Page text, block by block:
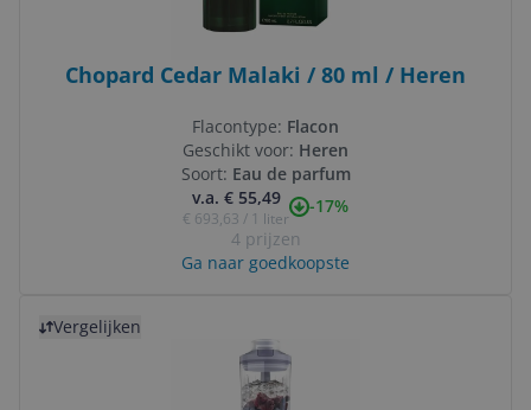
Chopard Cedar Malaki / 80 ml / Heren
Flacontype: Flacon
Geschikt voor: Heren
Soort: Eau de parfum
v.a. € 55,49
€ 693,63 / 1 liter
-17%
4 prijzen
Ga naar goedkoopste
Vergelijken